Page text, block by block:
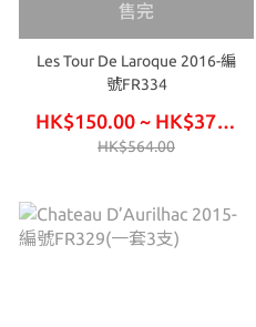
售完
Les Tour De Laroque 2016-編
號FR334
HK$150.00 ~ HK$375.00
HK$564.00